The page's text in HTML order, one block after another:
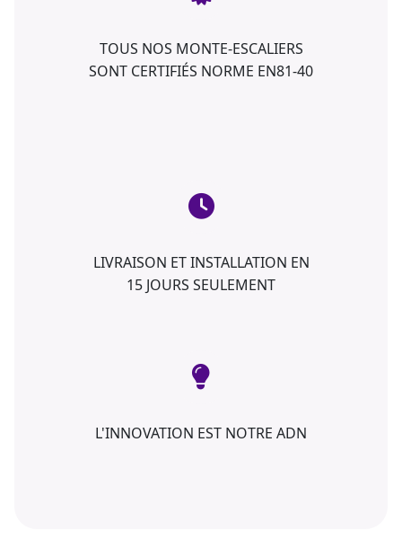
TOUS NOS MONTE-ESCALIERS
SONT CERTIFIÉS NORME EN81-40
LIVRAISON ET INSTALLATION EN
15 JOURS SEULEMENT
L'INNOVATION EST NOTRE ADN